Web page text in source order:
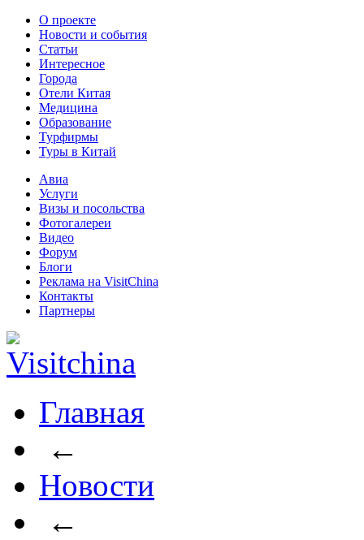
О проекте
Новости и события
Статьи
Интересное
Города
Отели Китая
Медицина
Образование
Турфирмы
Туры в Китай
Авиа
Услуги
Визы и посольства
Фотогалереи
Видео
Форум
Блоги
Реклама на VisitChina
Контакты
Партнеры
Главная
←
Новости
←